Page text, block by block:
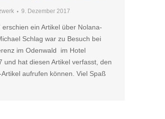
9. Dezember 2017
ein Artikel über Nolana-
Schlag war zu Besuch bei
im Odenwald im Hotel
und hat diesen Artikel verfasst, den
aufrufen können. Viel Spaß